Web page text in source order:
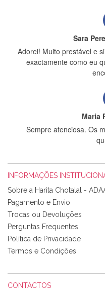
Sara
Adorei! Muito prestável e
exactamente como eu
Maria
Sempre atenciosa. Os
Tudo chegou em
bem acondicionados.
produtos adquiridos.
com um padrão e cores
perfeitíssima. Futuramente
loja, têm excelentes
INFORMAÇÕES
Sobre a Harita Chotalal -
Pagamento e Envio
Trocas ou Devoluções
Perguntas Frequentes
Política de Privacidade
Termos e Condições
CONTACTOS